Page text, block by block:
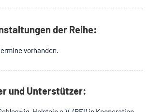
der Reihe:
vorhanden.
und Unterstützer: